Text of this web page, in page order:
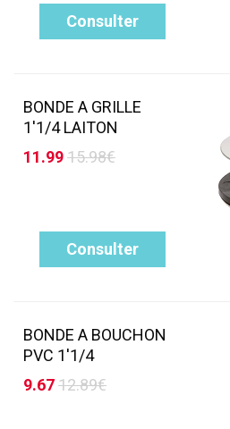
Consulter
BONDE A GRILLE
1'1/4 LAITON
11.9915.98€
Consulter
BONDE A BOUCHON
PVC 1'1/4
9.6712.89€